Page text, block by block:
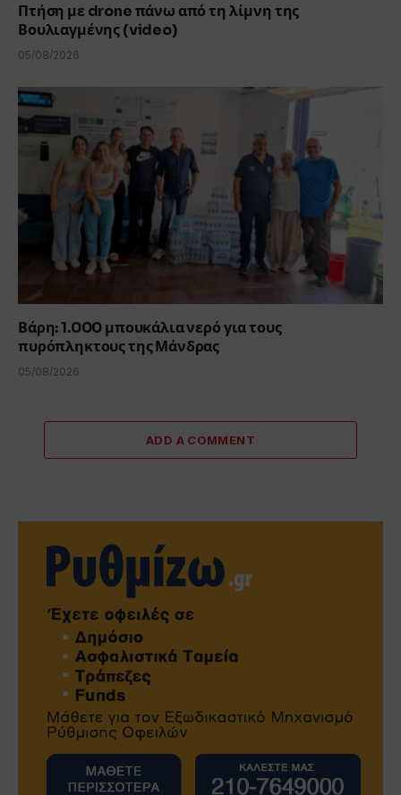
Πτήση με drone πάνω από τη λίμνη της
Βουλιαγμένης (video)
05/08/2026
Βάρη: 1.000 μπουκάλια νερό για τους
πυρόπληκτους της Μάνδρας
05/08/2026
ADD A COMMENT